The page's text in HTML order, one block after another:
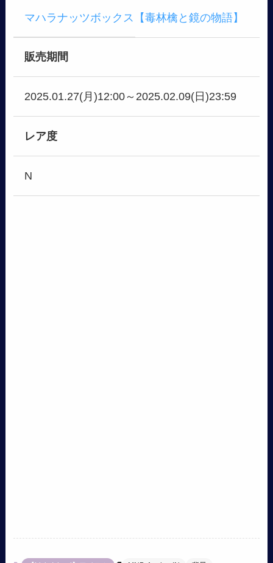
マハラナッツボックス【毒林檎と鏡の物語】
販売期間
2025.01.27(月)12:00～2025.02.09(日)23:59
レア度
N